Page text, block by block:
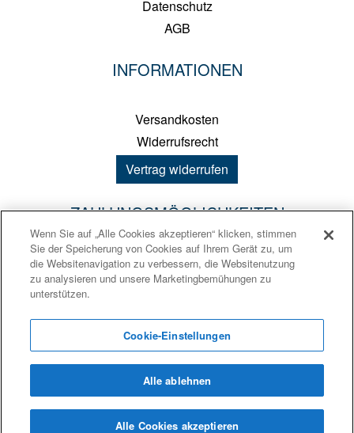
Datenschutz
AGB
INFORMATIONEN
Versandkosten
Widerrufsrecht
Vertrag widerrufen
ZAHLUNGSMÖGLICHKEITEN
PayPal
Kreditkarte
Vorkasse
Wenn Sie auf „Alle Cookies akzeptieren“ klicken, stimmen
Sie der Speicherung von Cookies auf Ihrem Gerät zu, um
die Websitenavigation zu verbessern, die Websitenutzung
zu analysieren und unsere Marketingbemühungen zu
unterstützen.
Cookie-Einstellungen
Alle ablehnen
Alle Cookies akzeptieren